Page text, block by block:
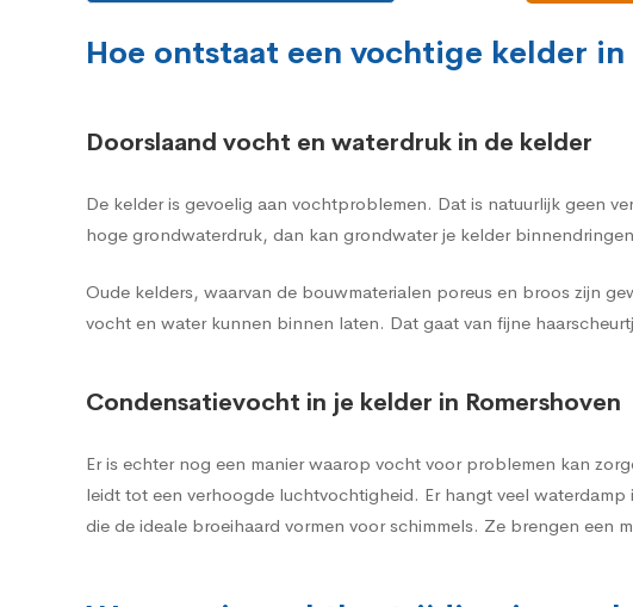
Hoe ontstaat een vochtige kelder in
Doorslaand vocht en waterdruk in de kelder
De kelder is gevoelig aan vochtproblemen. Dat is natuurlijk geen
hoge grondwaterdruk, dan kan grondwater je kelder
Oude kelders, waarvan de bouwmaterialen poreus en broos zijn
vocht en water kunnen binnen laten. Dat gaat van fijne
Condensatievocht in je kelder in Romershoven
Er is echter nog een manier waarop vocht voor problemen kan
leidt tot een verhoogde luchtvochtigheid. Er hangt veel
die de ideale broeihaard vormen voor schimmels. Ze brengen een